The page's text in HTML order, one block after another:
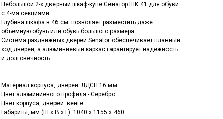
Небольшой 2-х дверный шкаф-купе Сенатор ШК 41 для обуви
с 4-мя секциями.
Глубина шкафа в 46 см. позволяет разместить даже
объёмную обувь или обувь большого размера.
Система раздвижных дверей Senator обеспечивает плавный
ход дверей, а алюминиевый каркас гарантирует надёжность
и долговечность.
Материал корпуса, дверей: ЛДСП 16 мм
Цвет алюминиевого профиля - Серебро.
Цвет корпуса, дверей: венге
Габариты, мм (Ш х В х Г): 1040 х 1155 х 460